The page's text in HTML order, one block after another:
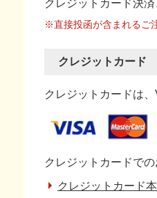
クレジットカード決
※直接投函が含まれるご
クレジットカード
クレジットカードは
クレジットカードで
クレジットカード